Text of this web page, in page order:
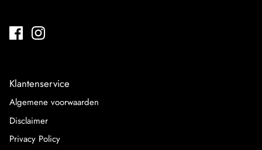
Klantenservice
Algemene voorwaarden
Disclaimer
Privacy Policy